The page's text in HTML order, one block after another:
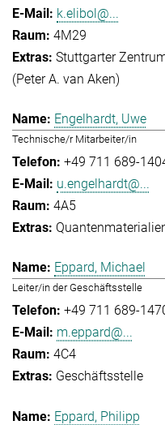
k.elibol@...
4M29
Stuttgarter
(Peter A. van Aken)
Engelhardt, Uwe
Technische/r Mitarbeiter/in
+49 711 689-
u.engelhardt@...
4A5
Eppard, Michael
Leiter/in der Geschäftsstelle
+49 711 689-
m.eppard@...
4C4
Geschäftsstelle
Eppard, Philipp